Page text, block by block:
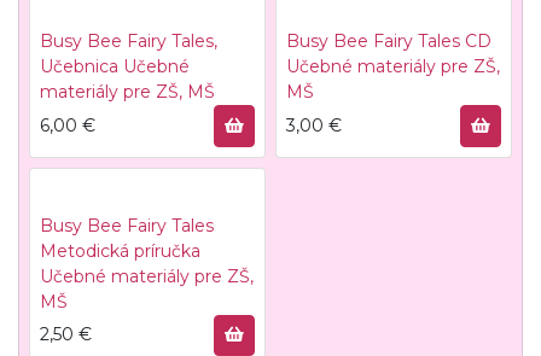
Busy Bee Fairy Tales,
Učebnica Učebné
materiály pre ZŠ, MŠ
6,00 €
Busy Bee Fairy Tales CD
Učebné materiály pre ZŠ,
MŠ
3,00 €
Busy Bee Fairy Tales
Metodická príručka
Učebné materiály pre ZŠ,
MŠ
2,50 €